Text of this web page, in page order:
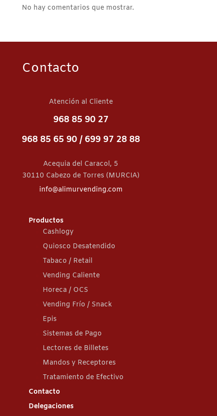
No hay comentarios que mostrar.
Contacto
Atención al Cliente
968 85 90 27
968 85 65 90 /699 97 28 88
Acequia del Caracol, 5
30110 Cabezo de Torres (MURCIA)
info@alimurvending.com
Productos
Cashlogy
Quiosco Desatendido
Tabaco / Retail
Vending Caliente
Horeca / OCS
Vending Frío / Snack
Epis
Sistemas de Pago
Lectores de Billetes
Mandos y Receptores
Tratamiento de Efectivo
Contacto
Delegaciones